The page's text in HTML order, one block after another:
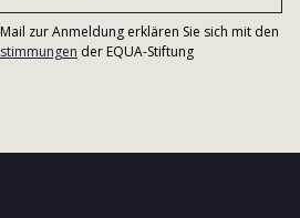
zur Anmeldung erklären Sie sich mit den
der EQUA-Stiftung